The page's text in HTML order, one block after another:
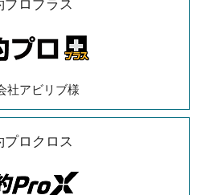
プロプラス
社アビリブ様
プロクロス